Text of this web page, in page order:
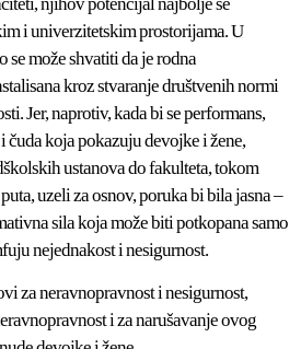
i univerzitetskim prostorijama. U
se može shvatiti da je rodna
kroz stvaranje društvenih normi
Jer, naprotiv, kada bi se performans,
čuda koja pokazuju devojke i žene,
ustanova do fakulteta, tokom
uzeli za osnov, poruka bi bila jasna –
sila koja može biti potkopana samo
nejednakost i nesigurnost.
za neravnopravnost i nesigurnost,
i za narušavanje ovog